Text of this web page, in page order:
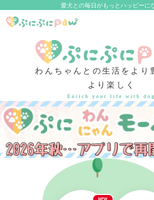
愛犬との毎日がもっとハッピーに
わんちゃんとの生活をより
より楽しく
Enrich your life with dog
NEW